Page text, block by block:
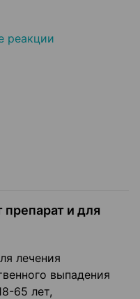
реакции
препарат и для
лечения
выпадения
65 лет,